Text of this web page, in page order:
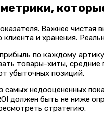
Важнее
и хранения.
по каждому
товары-хиты,
убыточных позиций.
самых недооцененных
должен быть не ниже
стратегию.